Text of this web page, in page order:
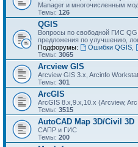
Manager и многочисленным
Темы: 126
QGIS
Вопросы по свободной ГИС
предложения по улучшению,
Подфорумы:
Ошибки QGIS,
Темы: 3065
Arcview GIS
Arcview GIS 3.x, Arcinfo
Темы: 301
ArcGIS
ArcGIS 8.x,9.x,10.x (Arcview,
Темы: 3515
AutoCAD Map 3D/Civil 3D
САПР и ГИС
Темы: 200